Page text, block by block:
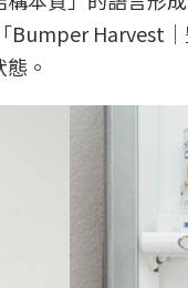
Bumper Harvest
。